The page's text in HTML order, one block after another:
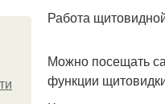
Работа
Можно посещать
функции